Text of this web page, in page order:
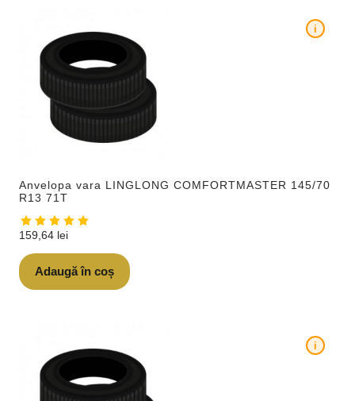
Anvelopa vara LINGLONG COMFORTMASTER 145/70
R13 71T
i
159,64 lei
Adaugă în coș
i